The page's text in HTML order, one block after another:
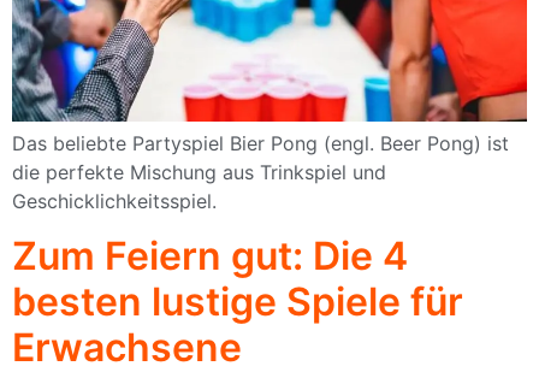
Das beliebte Partyspiel Bier Pong (engl. Beer Pong) ist
die perfekte Mischung aus Trinkspiel und
Geschicklichkeitsspiel.
Zum Feiern gut: Die 4
besten lustige Spiele für
Erwachsene